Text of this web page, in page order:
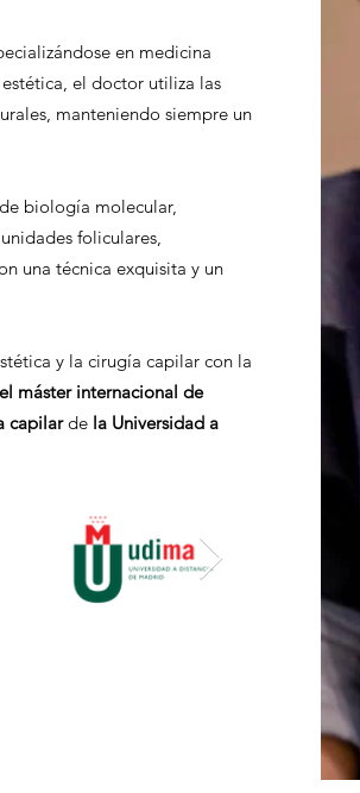
en medicina
el doctor utiliza las
manteniendo siempre un
biología molecular,
foliculares,
una técnica exquisita y un
y la cirugía capilar con la
máster internacional de
capilarde la Universidad a